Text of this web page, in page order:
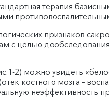
терапия
признаков
с целью
2) можно увидеть
костного мозга –
неэффективность